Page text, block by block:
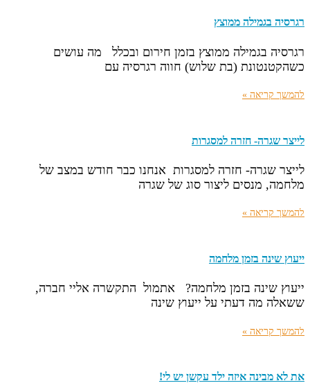
רגרסיה בגמילה ממוצץ
רגרסיה בגמילה ממוצץ בזמן חירום ובכלל מה עושים
כשהקטנטונת (בת שלוש) חווה רגרסיה עם
להמשך קריאה »
לייצר שגרה- חזרה למסגרות
לייצר שגרה- חזרה למסגרות אנחנו כבר חודש במצב של
מלחמה, מנסים ליצור סוג של שגרה
להמשך קריאה »
ייעוץ שינה בזמן מלחמה
ייעוץ שינה בזמן מלחמה? אתמול התקשרה אליי חברה,
ששאלה מה דעתי על ייעוץ שינה
להמשך קריאה »
את לא מבינה איזה ילד עקשן יש לי!